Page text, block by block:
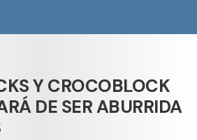
Y CROCOBLOCK
DE SER ABURRIDA